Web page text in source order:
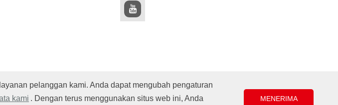
pelanggan kami. Anda dapat mengubah pengaturan
kami . Dengan terus menggunakan situs web ini, Anda MENERIMA